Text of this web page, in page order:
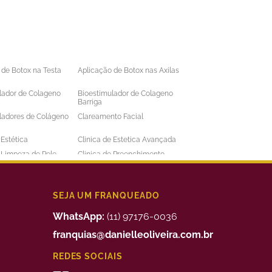
Botox na Testa
Aplicação de Botox nas Axilas
de Colageno
Bioestimulador de Colageno
Barriga
de Colágeno
Clareamento Facial
Clinica de Estetica Avançada
de Pele
Clinica de Preenchimento
Labial
Depilação a Laser Masculina
Preenchimento Facial Valor
Tratamento da Alopecia
SEJA UM FRANQUEADO
WhatsApp: (11) 97176-0036
franquias@danielleoliveira.com.br
REDES SOCIAIS